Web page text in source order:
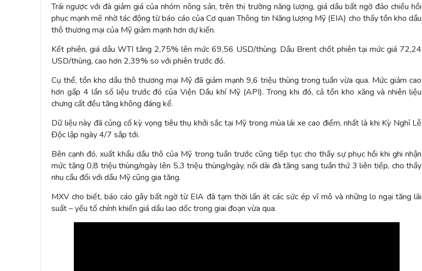
Trái ngược với đà giảm giá của nhóm nông sản, trên thị trường năng lượng, giá dầu bất ngờ đảo chiều hồi
phục mạnh mẽ nhờ tác động từ báo cáo của Cơ quan Thông tin Năng lượng Mỹ (EIA) cho thấy tồn kho dầu
thô thương mại của Mỹ giảm mạnh hơn dự kiến.
Kết phiên, giá dầu WTI tăng 2,75% lên mức 69,56 USD/thùng. Dầu Brent chốt phiên tại mức giá 72,24
USD/thùng, cao hơn 2,39% so với phiên trước đó.
Cụ thể, tồn kho dầu thô thương mại Mỹ đã giảm mạnh 9,6 triệu thùng trong tuần vừa qua. Mức giảm cao
hơn gấp 4 lần số liệu trước đó của Viện Dầu khí Mỹ (API). Trong khi đó, cả tồn kho xăng và nhiên liệu
chưng cất đều tăng không đáng kể.
Dữ liệu này đã củng cố kỳ vọng tiêu thụ khởi sắc tại Mỹ trong mùa lái xe cao điểm, nhất là khi Kỳ Nghỉ Lễ
Độc lập ngày 4/7 sắp tới.
Bên cạnh đó, xuất khẩu dầu thô của Mỹ trong tuần trước cũng tiếp tục cho thấy sự phục hồi khi ghi nhận
mức tăng 0,8 triệu thùng/ngày lên 5,3 triệu thùng/ngày, nối dài đà tăng sang tuần thứ 3 liên tiếp, cho thấy
nhu cầu đối với dầu Mỹ cũng gia tăng.
MXV cho biết, báo cáo gây bất ngờ từ EIA đã tạm thời lấn át các sức ép vĩ mô và những lo ngại tăng lãi
suất – yếu tố chính khiến giá dầu lao dốc trong giai đoạn vừa qua.